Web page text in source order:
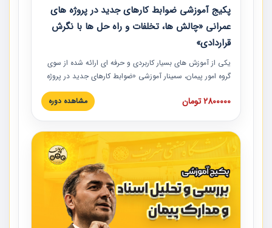
پکیج آموزشی ضوابط کارهای جدید در پروژه های
عمرانی «چالش ها، تخلفات و راه حل ها با نگرش
قراردادی»
یکی از آموزش‏‏‏‏‏‏ های بسیار کاربردی و حرفه‏ ای ارائه شده از سوی
گروه امور پیمان، سمینار آموزشی «ضوابط کارهای جدید در پروژه
های عمرانی» چالش ها، تخلفات و راه حل ها با نگرش قراردادی
است که در محل سندیکای شرکت های ساختمانی کشور ارائه شد.
مدارک پیمان به همراه تجربیات عملی ارائه شده است.
2800000 تومان مشاهده دوره